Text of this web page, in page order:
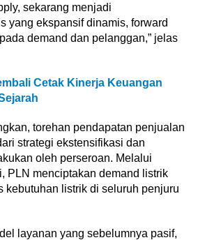
sekarang menjadi
yang ekspansif dinamis, forward
demand dan pelanggan,” jelas
Cetak Kinerja Keuangan
torehan pendapatan penjualan
strategi ekstensifikasi dan
oleh perseroan. Melalui
PLN menciptakan demand listrik
kebutuhan listrik di seluruh penjuru
layanan yang sebelumnya pasif,